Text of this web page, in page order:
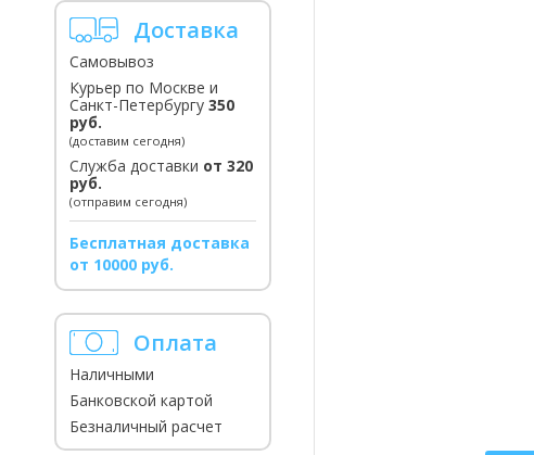
Доставка
Самовывоз
Курьер по Москве и
Санкт-Петербургу 350
руб.
(доставим сегодня)
Служба доставки от 320
руб.
(отправим сегодня)
Бесплатная доставка
от 10000 руб.
Оплата
Наличными
Банковской картой
Безналичный расчет